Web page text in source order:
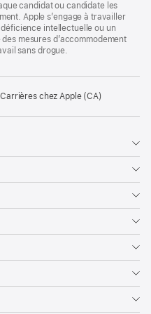
candidat ou candidate les
Apple s’engage à travailler
intellectuelle ou un
mesures d’accommodement
sans drogue.
Carrières chez Apple (CA)